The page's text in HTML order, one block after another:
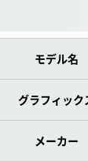
モデル名
グラフィック
メーカー